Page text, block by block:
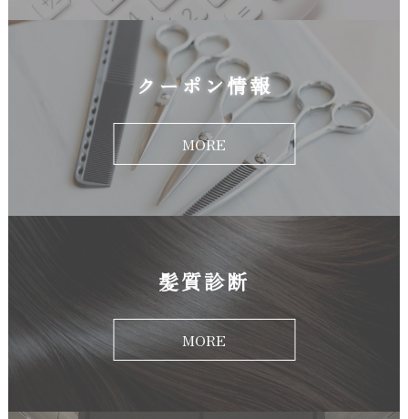
クーポン情報
MORE
髪質診断
MORE